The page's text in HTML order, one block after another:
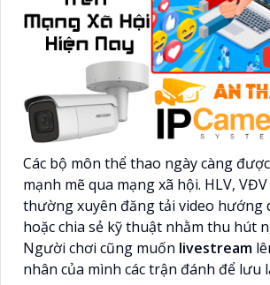
Các bộ môn thể thao ngày càng
mạnh mẽ qua mạng xã hội. HLV, VĐV
thường xuyên đăng tải video hướng
hoặc chia sẻ kỹ thuật nhằm thu hút
Người chơi cũng muốn livestream
nhân của mình các trận đánh để lưu